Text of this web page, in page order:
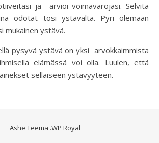
ja arvioi voimavarojasi. Selvitä
odotat tosi ystävältä. Pyri olemaan
mukainen ystävä.
pysyvä ystävä on yksi arvokkaimmista
elämässä voi olla. Luulen, että
sellaiseen ystävyyteen.
Ashe Teema .WP Royal